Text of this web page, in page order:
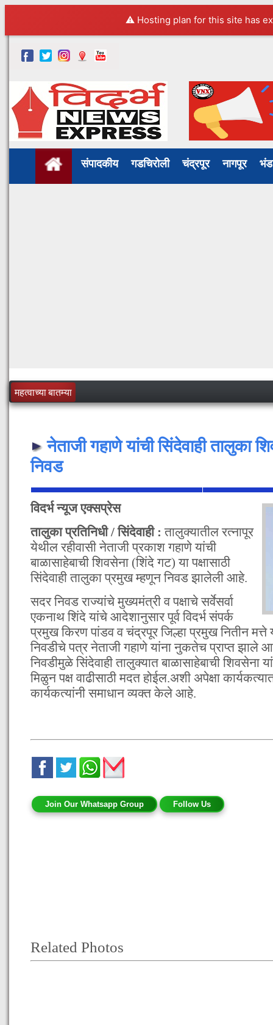
⚠️ Hosting plan for this site has
संपादकीय गडचिरोली चंद्रपूर नागपूर
महत्वाच्या बातम्या
नेताजी गहाणे यांची सिंदेवाही तालुका
निवड
विदर्भ न्यूज एक्सप्रेस
तालुका प्रतिनिधी / सिंदेवाही :तालुक्यातील रत्नापूर
येथील रहीवासी नेताजी प्रकाश गहाणे यांची
बाळासाहेबाची शिवसेना (शिंदे गट) या पक्षासाठी
सिंदेवाही तालुका प्रमुख म्हणून निवड झालेली आहे.
सदर निवड राज्यांचे मुख्यमंत्री व पक्षाचे सर्वेसर्वा
एकनाथ शिंदे यांचे आदेशानुसार पूर्व विदर्भ संपर्क
प्रमुख किरण पांडव व चंद्रपूर जिल्हा प्रमुख नितीन
निवडीचे पत्र नेताजी गहाणे यांना नुकतेच प्राप्त झाले
निवडीमुळे सिंदेवाही तालुक्यात बाळासाहेबाची शिवसेना
मिळुन पक्ष वाढीसाठी मदत होईल.अशी अपेक्षा
कार्यकत्यांनी समाधान व्यक्त केले आहे.
Join Our Whatsapp Group Follow Us
Related Photos